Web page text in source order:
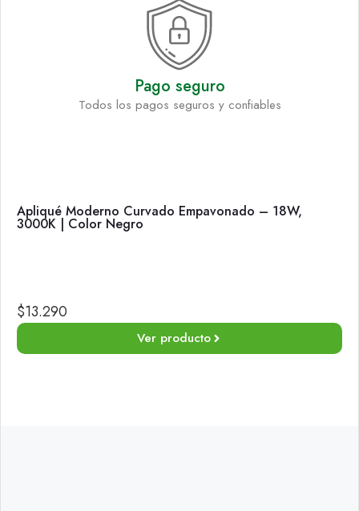
Pago seguro
Todos los pagos seguros y confiables
Apliqué Moderno Curvado Empavonado – 18W,
3000K | Color Negro
$13.290
Ver producto